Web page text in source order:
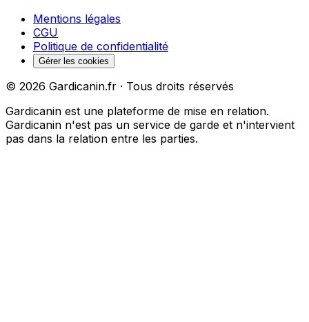
Mentions légales
CGU
Politique de confidentialité
Gérer les cookies
© 2026 Gardicanin.fr · Tous droits réservés
Gardicanin est une plateforme de mise en relation.
Gardicanin n'est pas un service de garde et n'intervient
pas dans la relation entre les parties.